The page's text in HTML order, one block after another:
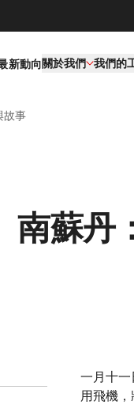
新動向關於我們 我們的
故事
南蘇丹
一月十
用飛機